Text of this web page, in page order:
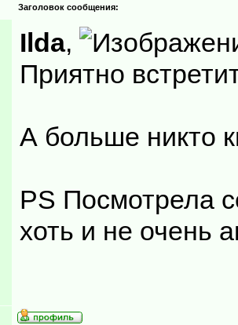
Заголовок сообщения:
Ilda,
Приятно
А больше никто
PS Посмотрела
хоть и не очень